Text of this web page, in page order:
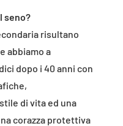
seno?
risultano
abbiamo a
dopo i 40 anni con
di vita ed una
corazza protettiva